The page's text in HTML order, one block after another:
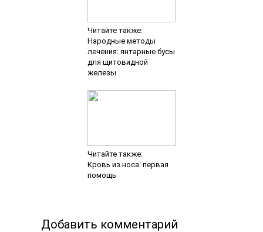
Читайте также:
Народные методы
лечения: янтарные бусы
для щитовидной
железы
Читайте также:
Кровь из носа: первая
помощь
Добавить комментарий